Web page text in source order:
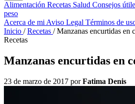
Alimentación Recetas Salud Consejos
peso
Acerca de mi Aviso Legal Términos de
Inicio / Recetas / Manzanas encurtidas en
Recetas
Manzanas encurtidas en
23 de marzo de 2017 porFatima Denis